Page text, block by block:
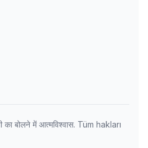
बोलने में आत्मविश्वास. Tüm hakları